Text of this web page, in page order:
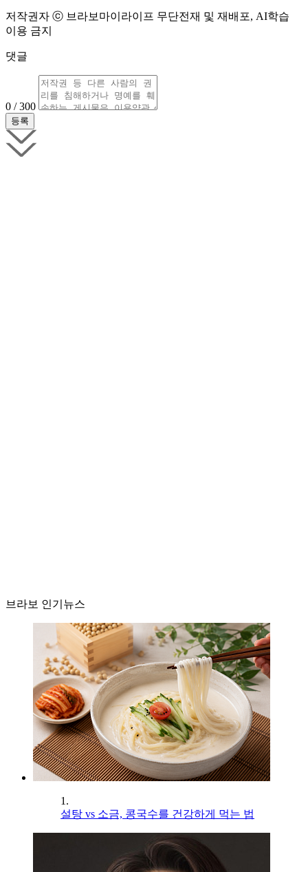
저작권자 ⓒ 브라보마이라이프 무단전재 및 재배포, AI학습
이용 금지
댓글
0 / 300
브라보 인기뉴스
1.
설탕 vs 소금, 콩국수를 건강하게 먹는 법